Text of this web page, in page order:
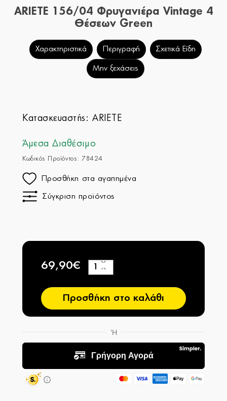
ARIETE 156/04 Φρυγανιέρα Vintage 4
Θέσεων Green
Χαρακτηριστικά Περιγραφή Σχετικά Είδη
Μην ξεχάσεις
Κατασκευαστής:ARIETE
Άμεσα Διαθέσιμο
Κωδικός Προϊόντος: 78424
Προσθήκη στα αγαπημένα
Σύγκριση προϊόντος
69,90€
−
+
Προσθήκη στο καλάθι